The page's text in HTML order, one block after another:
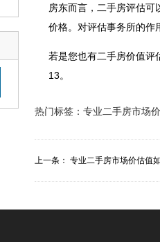
房东而言，二手房评估
价格。对评估事务所的作
若是您也有二手房价值评
13。
热门标签： 专业二手房市场
上一条： 专业二手房市场价估值